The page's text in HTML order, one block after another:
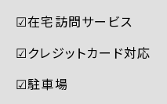
☑︎在宅訪問サービス
☑︎クレジットカード対応
☑︎駐車場